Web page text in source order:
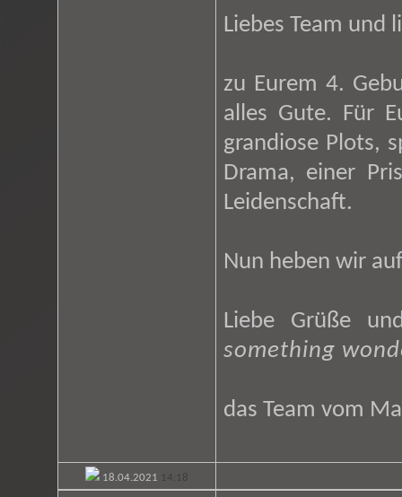
Liebes Team und
zu Eurem 4.
alles Gute. Für
grandiose Plots,
Drama, einer
Leidenschaft.
Nun heben wir
Liebe Grüße
something
das Team vom
18.04.2021 14:18